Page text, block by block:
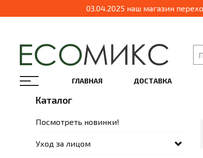
ГЛАВНАЯ ДОСТАВКА
Каталог
Посмотреть новинки!
Уход за лицом